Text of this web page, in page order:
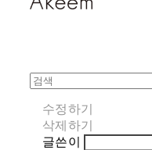
수정하기
삭제하기
글쓴이